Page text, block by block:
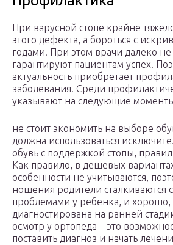
При варусной стопе крайне
этого дефекта, а бороться с
годами. При этом врачи далеко не
гарантируют пациентам успех.
актуальность приобретает
заболевания. Среди
указывают на следующие
не стоит экономить на выборе
должна использоваться
обувь с поддержкой стопы,
Как правило, в дешевых
особенности не учитываются,
ношения родители сталкиваются
проблемами у ребенка, и хорошо,
диагностирована на ранней
осмотр у ортопеда – это
поставить диагноз и начать